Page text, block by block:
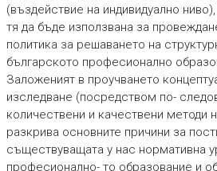
(въздействие на индивидуално
тя да бъде използвана за
политика за решаването на
българското професионално
Заложеният в проучването
изследване (посредством по-
количествени и качествени методи
разкрива основните причини за
съществуващата у нас нормативна
професионално- то образование и